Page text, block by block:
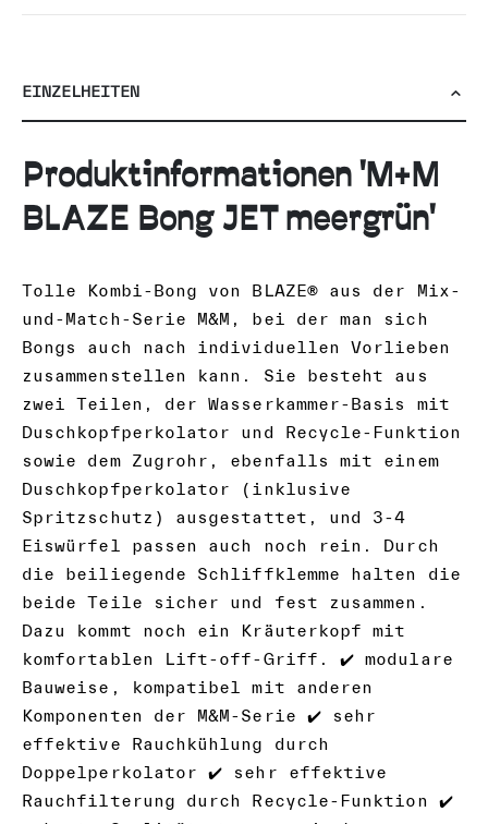
EINZELHEITEN
Produktinformationen 'M+M
BLAZE Bong JET meergrün'
Tolle Kombi-Bong von BLAZE® aus der Mix-
und-Match-Serie M&M, bei der man sich
Bongs auch nach individuellen Vorlieben
zusammenstellen kann. Sie besteht aus
zwei Teilen, der Wasserkammer-Basis mit
Duschkopfperkolator und Recycle-Funktion
sowie dem Zugrohr, ebenfalls mit einem
Duschkopfperkolator (inklusive
Spritzschutz) ausgestattet, und 3-4
Eiswürfel passen auch noch rein. Durch
die beiliegende Schliffklemme halten die
beide Teile sicher und fest zusammen.
Dazu kommt noch ein Kräuterkopf mit
komfortablen Lift-off-Griff. ✔️ modulare
Bauweise, kompatibel mit anderen
Komponenten der M&M-Serie ✔️ sehr
effektive Rauchkühlung durch
Doppelperkolator ✔️ sehr effektive
Rauchfilterung durch Recycle-Funktion ✔️